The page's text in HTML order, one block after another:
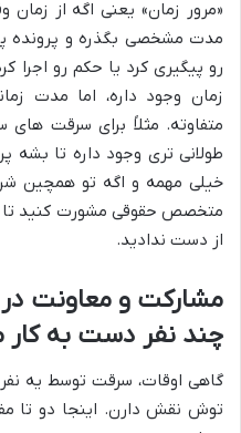
«مرور زمان» یعنی اگه از
مدت مشخصی بگذره و پرونده
رو پیگیری کرد یا حکم رو اجرا
زمان وجود داره، اما مدت
متفاوته. مثلاً برای سرقت های
طولانی تری وجود داره تا بشه
خیلی مهمه و اگه تو همچین
متخصص حقوقی مشورت کنید تا
از دست ندادید.
مشارکت و معاونت
چند نفر دست به
گاهی اوقات، سرقت توسط یه
توش نقش دارن. اینجا دو تا